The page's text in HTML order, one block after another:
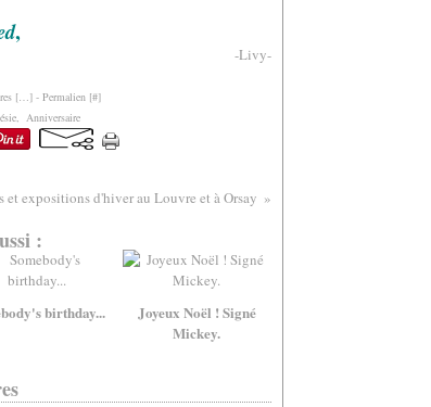
,
-Livy-
[…]- Permalien [#]
, Anniversaire
et expositions d'hiver au Louvre et à Orsay
:
birthday...
Joyeux Noël ! Signé
Mickey.